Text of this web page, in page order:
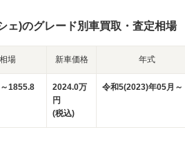
ェ)のグレード別車買取・査定相場
場 新車価格 年式
1855.8
2024.0万
円
(税込)
令和5(2023)年05月～